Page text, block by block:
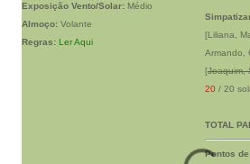
Exposição Vento/Solar: Médio
Almoço: Volante
Regras: Ler Aqui
[Liliana,
Armando,
[Joaquim,
20 / 20
TOTAL
Pontos